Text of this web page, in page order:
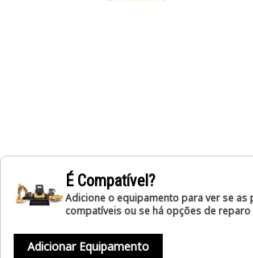
É Compatível?
Adicione o equipamento para ver se as
compatíveis ou se há opções de
Adicionar Equipamento